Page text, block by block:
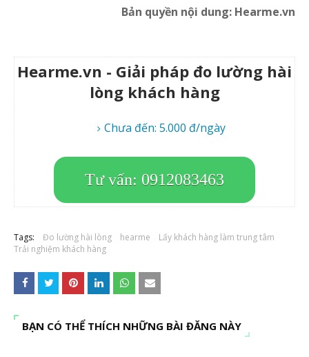
Bản quyền nội dung: Hearme.vn
Hearme.vn - Giải pháp đo lường hài
lòng khách hàng
Chưa đến: 5.000 đ/ngày
Tư vấn: 0912083463
Tags: Đo lường hài lòng hearme
Lấy khách hàng làm trung tâm
Trải nghiệm khách hàng
BẠN CÓ THỂ THÍCH NHỮNG BÀI ĐĂNG NÀY